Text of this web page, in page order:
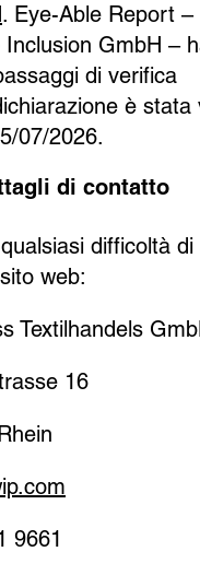
. Eye-Able Report –
GmbH –
di verifica
è stata
07/2026.
di contatto
difficoltà
web:
Textilhandels
16
9661